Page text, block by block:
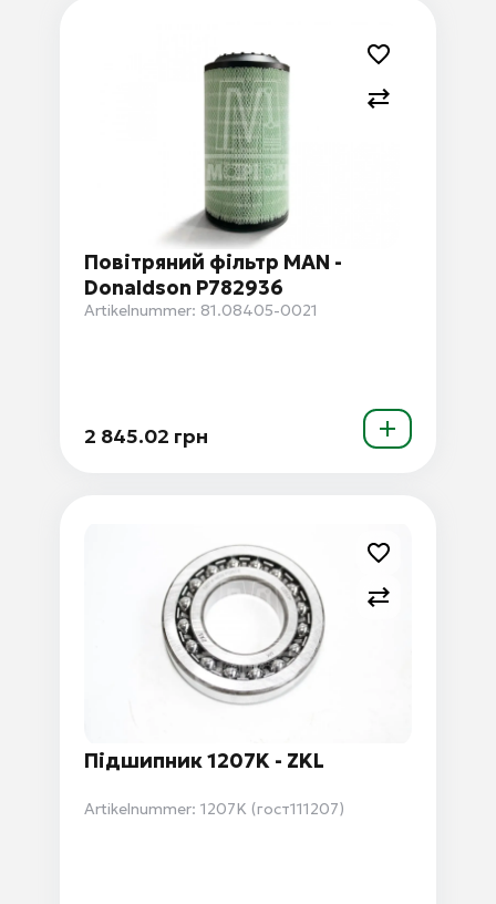
Повітряний фільтр MAN -
Donaldson P782936
Artikelnummer: 81.08405-0021
2 845.02 грн
Підшипник 1207K - ZKL
Artikelnummer: 1207K (гост111207)